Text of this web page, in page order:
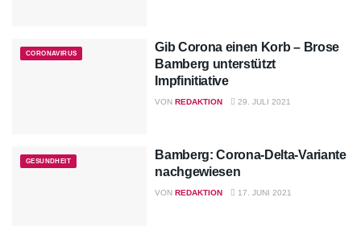
CORONAVIRUS
Gib Corona einen Korb – Brose
Bamberg unterstützt
Impfinitiative
VON REDAKTION 29. JULI 2021
GESUNDHEIT
Bamberg: Corona-Delta-Variante
nachgewiesen
VON REDAKTION 17. JUNI 2021